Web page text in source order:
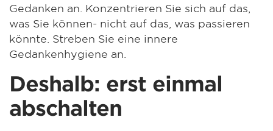
Gedanken an. Konzentrieren Sie sich auf das,
was Sie können- nicht auf das, was passieren
könnte. Streben Sie eine innere
Gedankenhygiene an.
Deshalb: erst einmal
abschalten